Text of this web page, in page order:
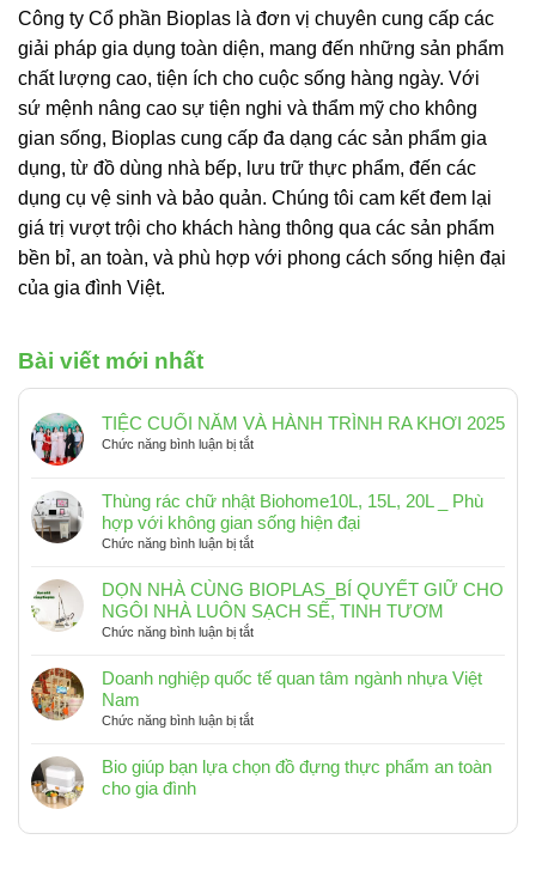
Công ty Cổ phần Bioplas là đơn vị chuyên cung cấp các
giải pháp gia dụng toàn diện, mang đến những sản phẩm
chất lượng cao, tiện ích cho cuộc sống hàng ngày. Với
sứ mệnh nâng cao sự tiện nghi và thẩm mỹ cho không
gian sống, Bioplas cung cấp đa dạng các sản phẩm gia
dụng, từ đồ dùng nhà bếp, lưu trữ thực phẩm, đến các
dụng cụ vệ sinh và bảo quản. Chúng tôi cam kết đem lại
giá trị vượt trội cho khách hàng thông qua các sản phẩm
bền bỉ, an toàn, và phù hợp với phong cách sống hiện đại
của gia đình Việt.
Bài viết mới nhất
TIỆC CUỐI NĂM VÀ HÀNH TRÌNH RA KHƠI 2025
Chức năng bình luận bị tắtở
NĂM
VÀ
HÀNH
RA
KHƠI
2025
Thùng rác chữ nhật Biohome10L, 15L, 20L _ Phù
hợp với không gian sống hiện đại
Chức năng bình luận bị tắtở
rác
chữ
nhật
20L
Phù
với
DỌN NHÀ CÙNG BIOPLAS_BÍ QUYẾT GIỮ CHO
NGÔI NHÀ LUÔN SẠCH SẼ, TINH TƯƠM
Chức năng bình luận bị tắtở
NHÀ
CÙNG
CHO
LUÔN
Doanh nghiệp quốc tế quan tâm ngành nhựa Việt
Nam
Chức năng bình luận bị tắtở
nghiệp
Bio giúp bạn lựa chọn đồ đựng thực phẩm an toàn
cho gia đình
có